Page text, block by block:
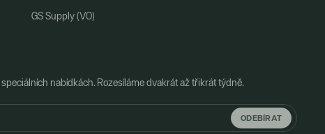
GS Supply (VO)
nabídkách. Rozesíláme dvakrát až třikrát týdně.
ODEBÍRAT